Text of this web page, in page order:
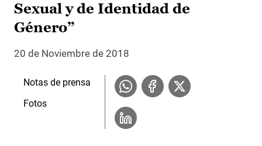
Sexual y de Identidad de
Género”
20 de Noviembre de 2018
Notas de prensa
Fotos